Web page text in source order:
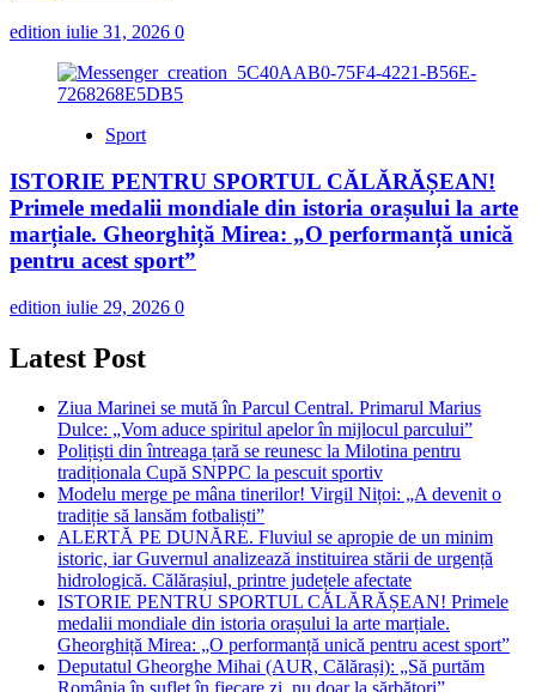
edition iulie 31, 2026 0
Sport
ISTORIE PENTRU SPORTUL CĂLĂRĂȘEAN!
Primele medalii mondiale din istoria orașului la arte
marțiale. Gheorghiță Mirea: „O performanță unică
pentru acest sport”
edition iulie 29, 2026 0
Latest Post
Ziua Marinei se mută în Parcul Central. Primarul Marius
Dulce: „Vom aduce spiritul apelor în mijlocul parcului”
Polițiști din întreaga țară se reunesc la Milotina pentru
tradiționala Cupă SNPPC la pescuit sportiv
Modelu merge pe mâna tinerilor! Virgil Nițoi: „A devenit o
tradiție să lansăm fotbaliști”
ALERTĂ PE DUNĂRE. Fluviul se apropie de un minim
istoric, iar Guvernul analizează instituirea stării de urgență
hidrologică. Călărașiul, printre județele afectate
ISTORIE PENTRU SPORTUL CĂLĂRĂȘEAN! Primele
medalii mondiale din istoria orașului la arte marțiale.
Gheorghiță Mirea: „O performanță unică pentru acest sport”
Deputatul Gheorghe Mihai (AUR, Călărași): „Să purtăm